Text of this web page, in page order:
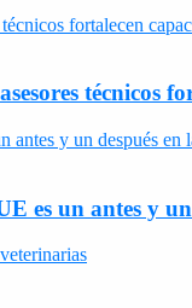
técnicos
es un antes y